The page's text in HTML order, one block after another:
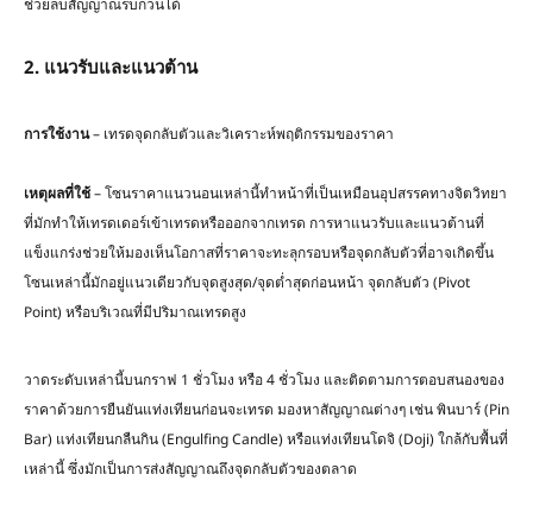
ช่วยลบสัญญาณรบกวนได้
2. แนวรับและแนวต้าน
การใช้งาน– เทรดจุดกลับตัวและวิเคราะห์พฤติกรรมของราคา
เหตุผลที่ใช้– โซนราคาแนวนอนเหล่านี้ทำหน้าที่เป็นเหมือนอุปสรรคทางจิตวิทยา
ที่มักทำให้เทรดเดอร์เข้าเทรดหรือออกจากเทรด การหาแนวรับและแนวต้านที่
แข็งแกร่งช่วยให้มองเห็นโอกาสที่ราคาจะทะลุกรอบหรือจุดกลับตัวที่อาจเกิดขึ้น
โซนเหล่านี้มักอยู่แนวเดียวกับจุดสูงสุด/จุดต่ำสุดก่อนหน้า จุดกลับตัว (Pivot
Point) หรือบริเวณที่มีปริมาณเทรดสูง
วาดระดับเหล่านี้บนกราฟ 1 ชั่วโมง หรือ 4 ชั่วโมง และติดตามการตอบสนองของ
ราคาด้วยการยืนยันแท่งเทียนก่อนจะเทรด มองหาสัญญาณต่างๆ เช่น พินบาร์ (Pin
Bar) แท่งเทียนกลืนกิน (Engulfing Candle) หรือแท่งเทียนโดจิ (Doji) ใกล้กับพื้นที่
เหล่านี้ ซึ่งมักเป็นการส่งสัญญาณถึงจุดกลับตัวของตลาด